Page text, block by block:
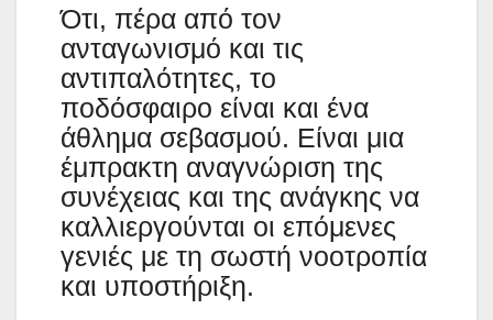
Ότι, πέρα από τον
ανταγωνισμό και τις
αντιπαλότητες, το
ποδόσφαιρο είναι και ένα
άθλημα σεβασμού. Είναι μια
έμπρακτη αναγνώριση της
συνέχειας και της ανάγκης να
καλλιεργούνται οι επόμενες
γενιές με τη σωστή νοοτροπία
και υποστήριξη.